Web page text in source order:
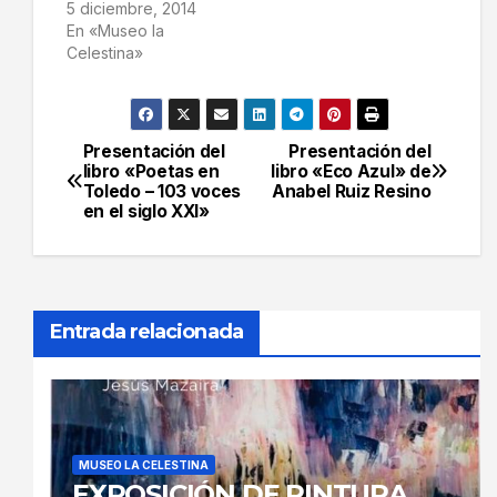
5 diciembre, 2014
En «Museo la
Celestina»
Navegación
de
entradas
Presentación del
libro «Eco Azul» de
Anabel Ruiz Resino
Presentación del
libro «Poetas en
Toledo – 103 voces
en el siglo XXI»
Entrada relacionada
MUSEO LA CELESTINA